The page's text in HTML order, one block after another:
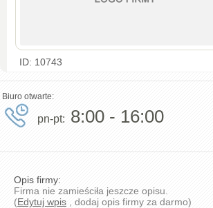
ID: 10743
Biuro otwarte:
pn-pt: 8:00 - 16:00
Opis firmy:
Firma nie zamieściła jeszcze opisu.
(Edytuj wpis , dodaj opis firmy za darmo)